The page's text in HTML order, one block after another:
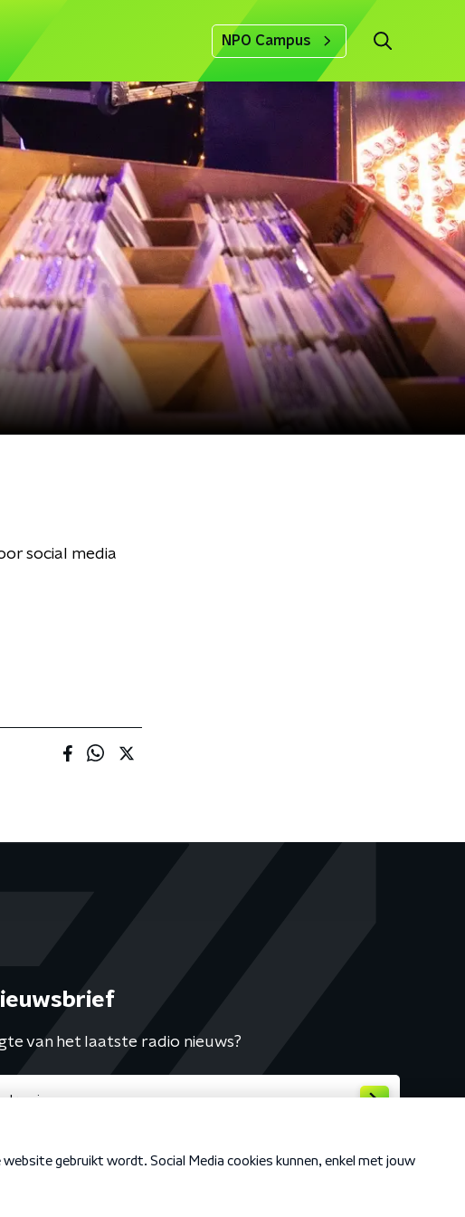
NPO Campus
social media
van het laatste radio nieuws?